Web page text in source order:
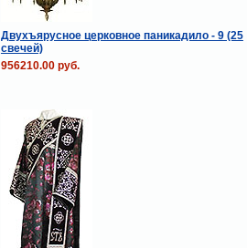
Двухъярусное церковное паникадило - 9 (25
свечей)
956210.00 руб.